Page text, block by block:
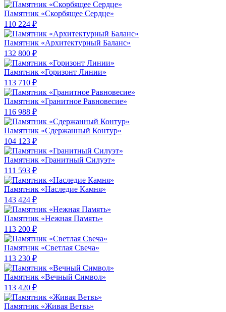
Памятник «Скорбящее Сердце»
110 224 ₽
Памятник «Архитектурный Баланс»
132 800 ₽
Памятник «Горизонт Линии»
113 710 ₽
Памятник «Гранитное Равновесие»
116 988 ₽
Памятник «Сдержанный Контур»
104 123 ₽
Памятник «Гранитный Силуэт»
111 593 ₽
Памятник «Наследие Камня»
143 424 ₽
Памятник «Нежная Память»
113 200 ₽
Памятник «Светлая Свеча»
113 230 ₽
Памятник «Вечный Символ»
113 420 ₽
Памятник «Живая Ветвь»